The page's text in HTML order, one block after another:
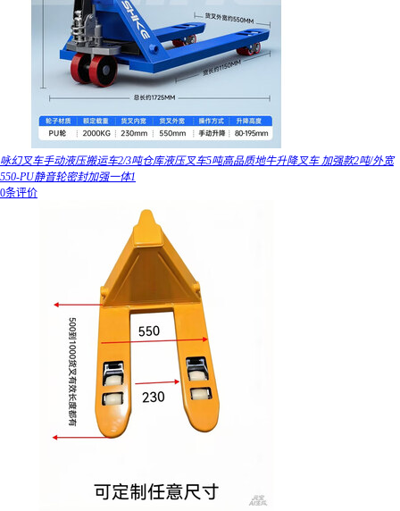
咏幻叉车手动液压搬运车2/3吨仓库液压叉车5吨高品质地牛升降叉车 加强款2吨/外宽
550-PU静音轮密封加强一体1
0条评价